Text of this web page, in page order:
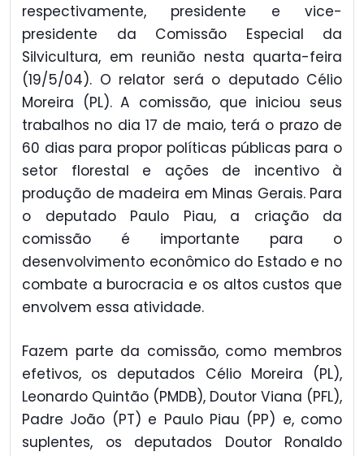
respectivamente, presidente e vice-
presidente da Comissão Especial da
Silvicultura, em reunião nesta quarta-feira
(19/5/04). O relator será o deputado Célio
Moreira (PL). A comissão, que iniciou seus
trabalhos no dia 17 de maio, terá o prazo de
60 dias para propor políticas públicas para o
setor florestal e ações de incentivo à
produção de madeira em Minas Gerais. Para
o deputado Paulo Piau, a criação da
comissão é importante para o
desenvolvimento econômico do Estado e no
combate a burocracia e os altos custos que
envolvem essa atividade.
Fazem parte da comissão, como membros
efetivos, os deputados Célio Moreira (PL),
Leonardo Quintão (PMDB), Doutor Viana (PFL),
Padre João (PT) e Paulo Piau (PP) e, como
suplentes, os deputados Doutor Ronaldo